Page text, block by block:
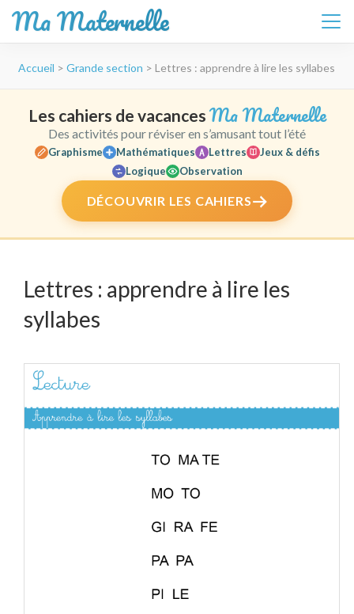
Ma Maternelle
(Pressez
Entrée)
Accueil > Grande section > Lettres : apprendre à lire les syllabes
Les cahiers de vacances Ma Maternelle
Des activités pour réviser en s’amusant tout l’été
Graphisme Mathématiques Lettres
Jeux & défis
Logique
Observation
DÉCOUVRIR LES CAHIERS
Lettres : apprendre à lire les
syllabes